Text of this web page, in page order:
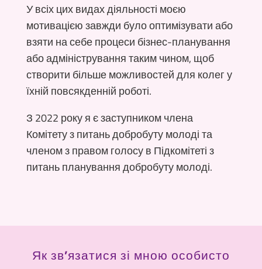
У всіх цих видах діяльності моєю
мотивацією завжди було оптимізувати або
взяти на себе процеси бізнес-планування
або адміністрування таким чином, щоб
створити більше можливостей для колег у
їхній повсякденній роботі.
З 2022 року я є заступником члена
Комітету з питань добробуту молоді та
членом з правом голосу в Підкомітеті з
питань планування добробуту молоді.
Як зв’язатися зі мною особисто